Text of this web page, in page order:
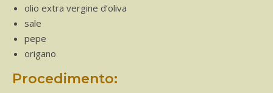
olio extra vergine d’oliva
sale
pepe
origano
Procedimento: